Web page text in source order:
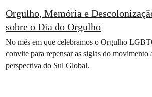
Orgulho, Memória e
sobre o Dia do Orgulho
No mês em que celebramos o Orgulho
convite para repensar as siglas do movimento
perspectiva do Sul Global.